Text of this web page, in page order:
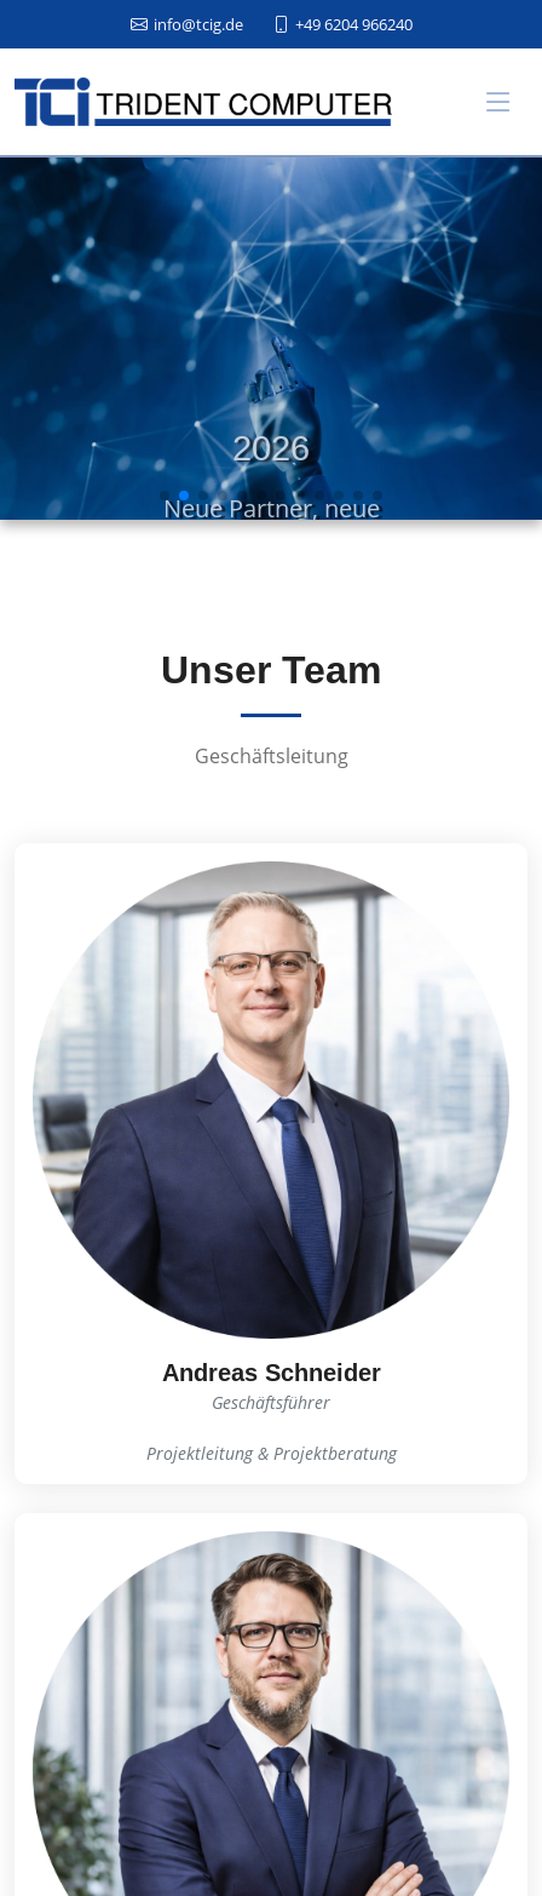
info@tcig.de +49 6204 966240
2026
Neue Partner, neue
Visionen, neue Ziele
Unser Team
Geschäftsleitung
Andreas Schneider
Geschäftsführer
Projektleitung & Projektberatung